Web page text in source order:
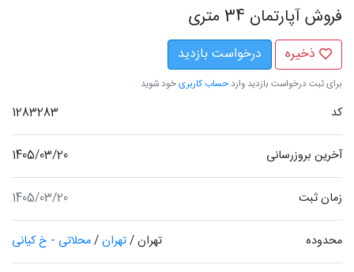
فروش آپارتمان 34 متری
ذخیره درخواست بازدید
برای ثبت درخواست بازدید واردحساب کاربریخود شوید
کد 1283283
آخرین بروزرسانی 1405/03/20
زمان ثبت 1405/03/20
محدوده تهران/تهران/محلاتی - خ کیانی